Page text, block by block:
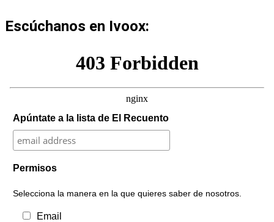
Escúchanos en Ivoox:
Apúntate a la lista de El Recuento
Permisos
Selecciona la manera en la que quieres saber de nosotros.
Email